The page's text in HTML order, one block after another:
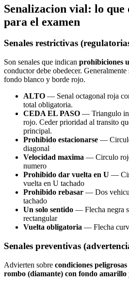
Senalizacion vial: lo que
para el examen
Senales restrictivas
Son senales que indican prohibiciones
conductor debe obedecer.
fondo blanco y borde rojo.
ALTO — Senal octagonal roja
total obligatoria.
CEDA EL PASO — Triangulo
rojo. Ceder prioridad al transito
principal.
Prohibido estacionarse —
diagonal
Velocidad maxima — Circulo
numero
Prohibido dar vuelta en U —
vuelta en U tachado
Prohibido rebasar — Dos
tachado
Un solo sentido — Flecha negra
rectangular
Vuelta obligatoria — Flecha
Senales preventivas
Advierten sobre condiciones peligrosas
rombo (diamante) con fondo amarillo